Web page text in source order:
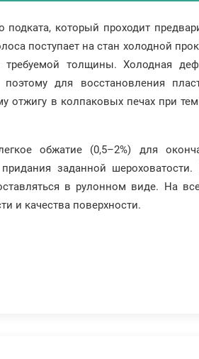
подката, который проходит
поступает на стан холодной
толщины. Холодная
для восстановления
отжигу в колпаковых печах при
обжатие (0,5–2%) для
заданной шероховатости.
в рулонном виде. На
и качества поверхности.